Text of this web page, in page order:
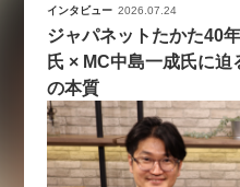
インタビュー 2026.07.24
ジャパネットたかた40
氏 × MC中島一成氏に迫
の本質